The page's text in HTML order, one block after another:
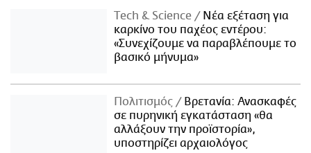
Τech & Science
Νέα εξέταση για
καρκίνο του παχέος εντέρου:
«Συνεχίζουμε να παραβλέπουμε το
βασικό μήνυμα»
Πολιτισμός
Βρετανία: Ανασκαφές
σε πυρηνική εγκατάσταση «θα
αλλάξουν την προϊστορία»,
υποστηρίζει αρχαιολόγος